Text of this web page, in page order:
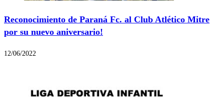
Reconocimiento de Paraná Fc. al Club Atlético Mitre
por su nuevo aniversario!
12/06/2022